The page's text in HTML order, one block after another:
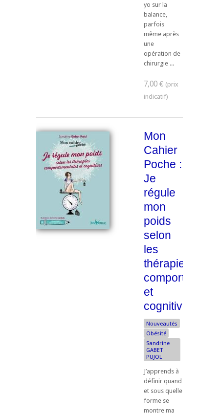
yo sur la
balance,
parfois
même après
une
opération de
chirurgie ...
7,00 €
Mon
Cahier
Poche :
Je
régule
mon
poids
selon
les
thérapies
et
cognitives
Nouveautés
Obésité
Sandrine
GABET
PUJOL
J’apprends à
définir quand
et sous quelle
forme se
montre ma